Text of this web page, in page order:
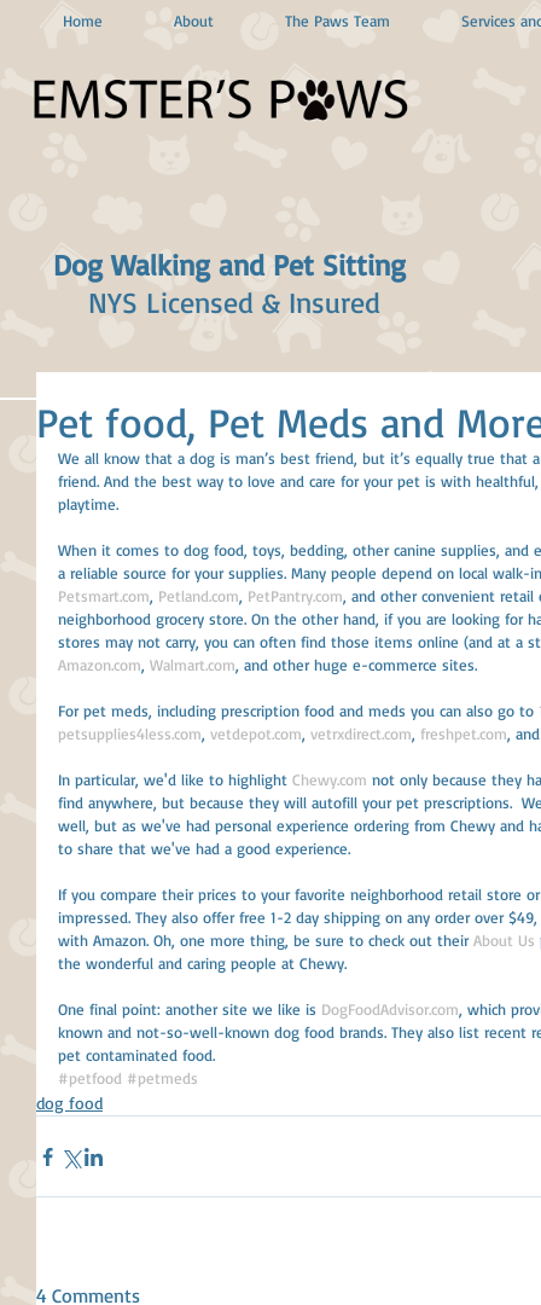
Home About The Paws Team Services
Dog Walking and Pet Sitting
NYS Licensed & Insured
Pet food, Pet Meds and
We all know that a dog is man’s best friend, but it’s equally true that
friend. And the best way to love and care for your pet is with
playtime.
When it comes to dog food, toys, bedding, other canine supplies, and
a reliable source for your supplies. Many people depend on local
Petsmart.com, Petland.com, PetPantry.com, and other convenient
neighborhood grocery store. On the other hand, if you are looking for
stores may not carry, you can often find those items online (and at a
Amazon.com, Walmart.com, and other huge e-commerce sites.
For pet meds, including prescription food and meds you can also go to
petsupplies4less.com, vetdepot.com, vetrxdirect.com, freshpet.com,
In particular, we'd like to highlight Chewy.com not only because they
find anywhere, but because they will autofill your pet prescriptions.
well, but as we've had personal experience ordering from Chewy
to share that we've had a good experience.
If you compare their prices to your favorite neighborhood retail store
impressed. They also offer free 1-2 day shipping on any order over
with Amazon. Oh, one more thing, be sure to check out their About Us
the wonderful and caring people at Chewy.
One final point: another site we like is DogFoodAdvisor.com, which
known and not-so-well-known dog food brands. They also list recent
pet contaminated food.
#petfood #petmeds
dog food
4 Comments